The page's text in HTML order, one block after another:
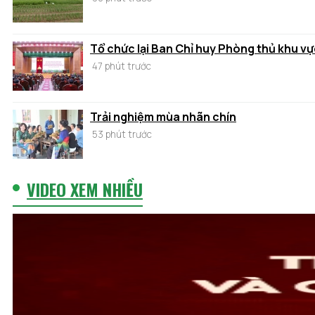
Tổ chức lại Ban Chỉ huy Phòng thủ khu
47 phút trước
Trải nghiệm mùa nhãn chín
53 phút trước
VIDEO XEM NHIỀU